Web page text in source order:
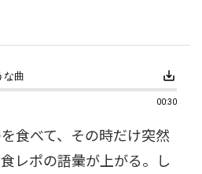
な曲 save_alt
00:30
食べて、その時だけ突然
レポの語彙が上がる。し